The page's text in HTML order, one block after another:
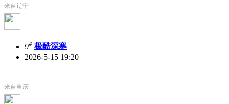
来自辽宁
9# 极酷深寒
2026-5-15 19:20
来自重庆